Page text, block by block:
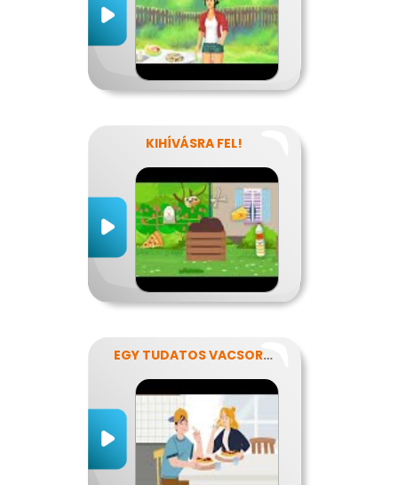
KIHÍVÁSRA FEL!
EGY TUDATOS VACSORA RECEPTJE